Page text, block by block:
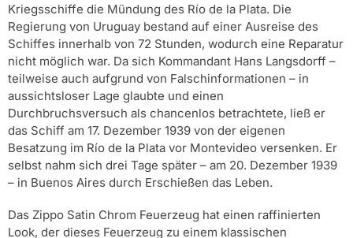
Kriegsschiffe die Mündung des Río de la Plata. Die
Regierung von Uruguay bestand auf einer Ausreise des
Schiffes innerhalb von 72 Stunden, wodurch eine Reparatur
nicht möglich war. Da sich Kommandant Hans Langsdorff –
teilweise auch aufgrund von Falschinformationen – in
aussichtsloser Lage glaubte und einen
Durchbruchsversuch als chancenlos betrachtete, ließ er
das Schiff am 17. Dezember 1939 von der eigenen
Besatzung im Río de la Plata vor Montevideo versenken. Er
selbst nahm sich drei Tage später – am 20. Dezember 1939
– in Buenos Aires durch Erschießen das Leben.
Das Zippo Satin Chrom Feuerzeug hat einen raffinierten
Look, der dieses Feuerzeug zu einem klassischen